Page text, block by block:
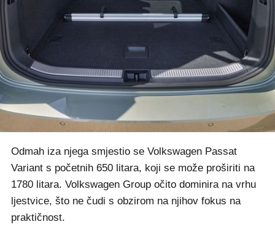
Odmah iza njega smjestio se Volkswagen Passat
Variant s početnih 650 litara, koji se može proširiti na
1780 litara. Volkswagen Group očito dominira na vrhu
ljestvice, što ne čudi s obzirom na njihov fokus na
praktičnost.